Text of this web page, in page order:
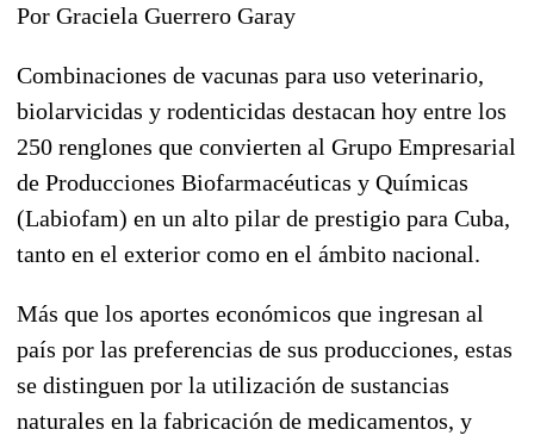
Por Graciela Guerrero Garay
Combinaciones de vacunas para uso veterinario,
biolarvicidas y rodenticidas destacan hoy entre los
250 renglones que convierten al Grupo Empresarial
de Producciones Biofarmacéuticas y Químicas
(Labiofam) en un alto pilar de prestigio para Cuba,
tanto en el exterior como en el ámbito nacional.
Más que los aportes económicos que ingresan al
país por las preferencias de sus producciones, estas
se distinguen por la utilización de sustancias
naturales en la fabricación de medicamentos, y